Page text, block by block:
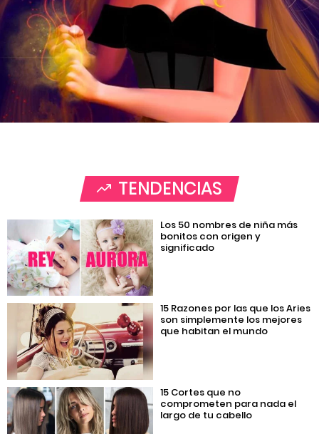
TENDENCIAS
Los 50 nombres de niña más
bonitos con origen y
significado
15 Razones por las que los Aries
son simplemente los mejores
que habitan el mundo
15 Cortes que no
comprometen para nada el
largo de tu cabello